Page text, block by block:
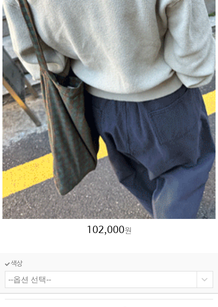
102,000원
색상